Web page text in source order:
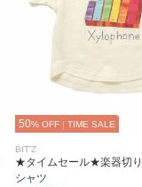
50% OFF | TIME SALE
BIT'Z
★タイムセール★楽器切
シャツ